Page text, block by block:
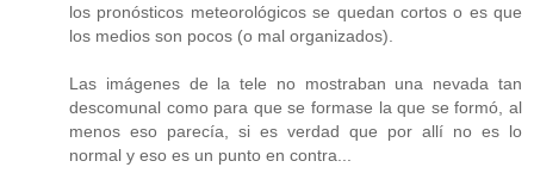
los pronósticos meteorológicos se quedan cortos o es que
los medios son pocos (o mal organizados).
Las imágenes de la tele no mostraban una nevada tan
descomunal como para que se formase la que se formó, al
menos eso parecía, si es verdad que por allí no es lo
normal y eso es un punto en contra...